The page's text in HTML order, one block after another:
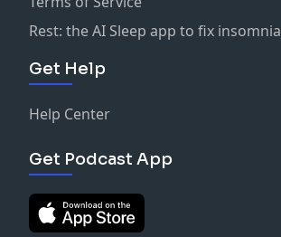
Rest: the AI Sleep app to fix insomnia
Get Help
Help Center
Get Podcast App